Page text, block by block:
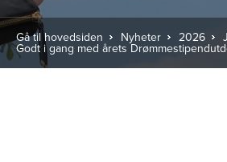
Gå til hovedsiden Nyheter 2026
Godt i gang med årets